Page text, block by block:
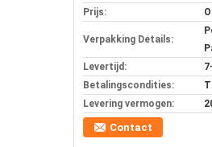
Prijs:
Verpakking Details:
Levertijd:
Betalingscondities:
Levering vermogen:
Contact